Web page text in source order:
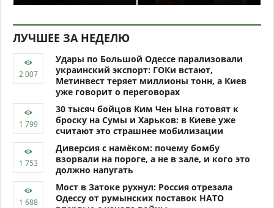
ЛУЧШЕЕ ЗА НЕДЕЛЮ
Удары по Большой Одессе парализовали
украинский экспорт: ГОКи встают,
Метинвест теряет миллионы тонн, а Киев
уже говорит о переговорах
30 тысяч бойцов Ким Чен Ына готовят к
броску на Сумы и Харьков: в Киеве уже
считают это страшнее мобилизации
Диверсия с намёком: почему бомбу
взорвали на пороге, а не в зале, и кого это
должно напугать
Мост в Затоке рухнул: Россия отрезала
Одессу от румынских поставок НАТО